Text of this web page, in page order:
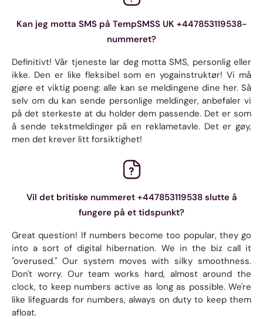
Kan jeg motta SMS på TempSMSS UK +447853119538-
nummeret?
Definitivt! Vår tjeneste lar deg motta SMS, personlig eller
ikke. Den er like fleksibel som en yogainstruktør! Vi må
gjøre et viktig poeng: alle kan se meldingene dine her. Så
selv om du kan sende personlige meldinger, anbefaler vi
på det sterkeste at du holder dem passende. Det er som
å sende tekstmeldinger på en reklametavle. Det er gøy,
men det krever litt forsiktighet!
Vil det britiske nummeret +447853119538 slutte å
fungere på et tidspunkt?
Great question! If numbers become too popular, they go
into a sort of digital hibernation. We in the biz call it
"overused." Our system moves with silky smoothness.
Don't worry. Our team works hard, almost around the
clock, to keep numbers active as long as possible. We're
like lifeguards for numbers, always on duty to keep them
afloat.